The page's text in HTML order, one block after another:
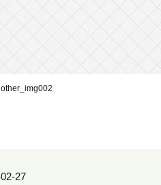
other_img002
27